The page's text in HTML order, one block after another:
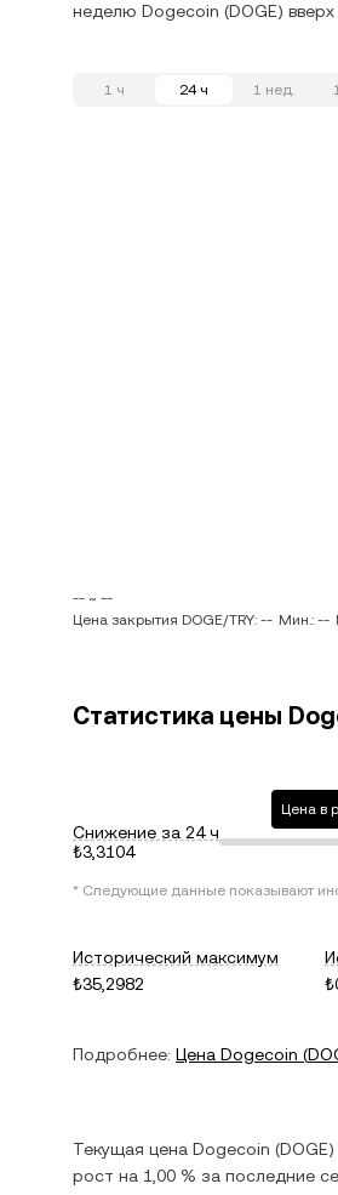
неделю Dogecoin (DOGE)
1 ч 24 ч 1 нед.
-- ~ --
Цена закрытия DOGE/TRY: -- Мин.: --
Статистика цены
Снижение за 24 ч
₺3,3104
Цена в
* Следующие данные показывают
Исторический максимум
₺35,2982
Подробнее: Цена Dogecoin (
Текущая цена Dogecoin (DOGE)
рост на 1,00 % за последние